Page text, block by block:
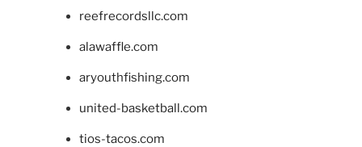
reefrecordsllc.com
alawaffle.com
aryouthfishing.com
united-basketball.com
tios-tacos.com